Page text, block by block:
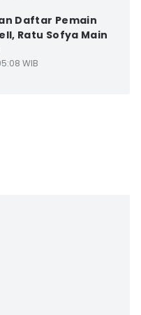
Daftar Pemain
Ratu Sofya Main
WIB